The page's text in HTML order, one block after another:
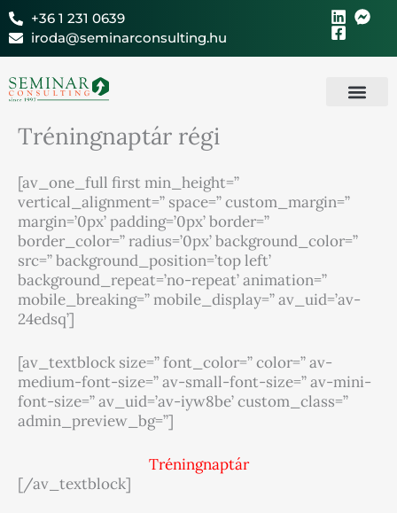
Skip
to
content
+36 1 231 0639
iroda@seminarconsulting.hu
Tréningnaptár régi
[av_one_full first min_height=”
vertical_alignment=” space=” custom_margin=”
margin=’0px’ padding=’0px’ border=”
border_color=” radius=’0px’ background_color=”
src=” background_position=’top left’
background_repeat=’no-repeat’ animation=”
mobile_breaking=” mobile_display=” av_uid=’av-
24edsq’]
[av_textblock size=” font_color=” color=” av-
medium-font-size=” av-small-font-size=” av-mini-
font-size=” av_uid=’av-iyw8be’ custom_class=”
admin_preview_bg=”]
Tréningnaptár
[/av_textblock]